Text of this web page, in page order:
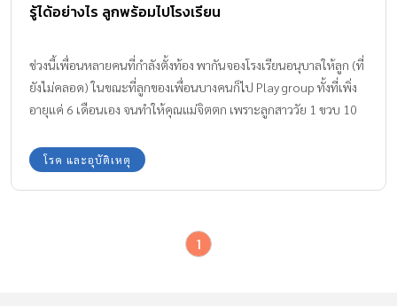
รู้ได้อย่างไร ลูกพร้อมไปโรงเรียน
ช่วงนี้เพื่อนหลายคนที่กำลังตั้งท้อง พากันจองโรงเรียนอนุบาลให้ลูก (ที่
ยังไม่คลอด) ในขณะที่ลูกของเพื่อนบางคนก็ไป Play group ทั้งที่เพิ่ง
อายุแค่ 6 เดือนเอง จนทำให้คุณแม่จิตตก เพราะลูกสาววัย 1 ขวบ 10
โรค และอุบัติเหตุ
1